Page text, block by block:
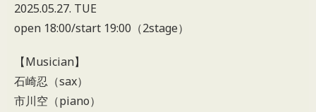
2025.05.27. TUE
open 18:00/start 19:00（2stage）
【Musician】
石崎忍（sax）
市川空（piano）